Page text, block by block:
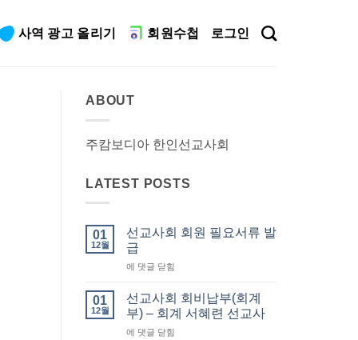
사역 광고 올리기 회원수첩 로그인
ABOUT
주캄보디아 한인선교사회
LATEST POSTS
01
12월
선교사회 회원 필요서류 발
급
선
사
회
회
원
에 댓글 닫힘
01
12월
선교사회 회비납부(회계
부) – 회계 서혜련 선교사
선
에 댓글 닫힘